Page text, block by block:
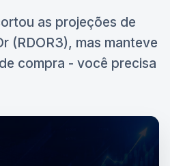
as projeções de
(RDOR3), mas manteve
compra - você precisa